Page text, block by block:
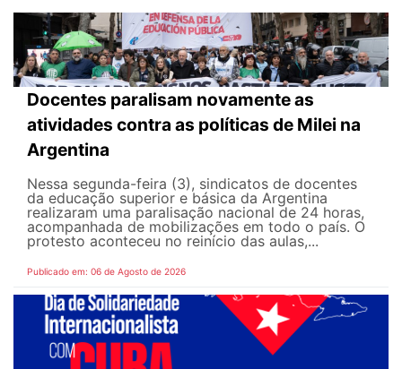
Docentes paralisam novamente as
atividades contra as políticas de Milei na
Argentina
Nessa segunda-feira (3), sindicatos de docentes
da educação superior e básica da Argentina
realizaram uma paralisação nacional de 24 horas,
acompanhada de mobilizações em todo o país. O
protesto aconteceu no reinício das aulas,...
Publicado em: 06 de Agosto de 2026